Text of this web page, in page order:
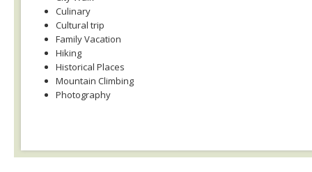
Culinary
Cultural trip
Family Vacation
Hiking
Historical Places
Mountain Climbing
Photography